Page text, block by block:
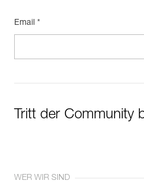
Email *
Tritt der Community
WER WIR SIND